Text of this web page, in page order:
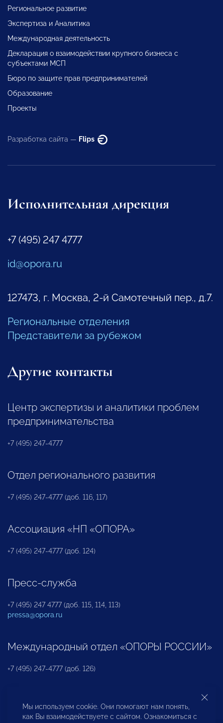
Региональное развитие
Экспертиза и Аналитика
Международная деятельность
Декларация о взаимодействии крупного бизнеса с
субъектами МСП
Бюро по защите прав предпринимателей
Образование
Проекты
Разработка сайта — Flips
Исполнительная дирекция
+7 (495) 247 4777
id@opora.ru
127473, г. Москва, 2-й Самотечный пер., д.7.
Региональные отделения
Представители за рубежом
Другие контакты
Центр экспертизы и аналитики проблем
предпринимательства
+7 (495) 247-4777
Отдел регионального развития
+7 (495) 247-4777 (доб. 116, 117)
Ассоциация «НП «ОПОРА»
+7 (495) 247-4777 (доб. 124)
Пресс-служба
+7 (495) 247 4777 (доб. 115, 114, 113)
pressa@opora.ru
Международный отдел «ОПОРЫ РОССИИ»
+7 (495) 247-4777 (доб. 126)
Бюро по защите прав предпринимателей и
инвесторов
Мы используем cookie. Они помогают нам понять,
как Вы взаимодействуете с сайтом. Ознакомиться с